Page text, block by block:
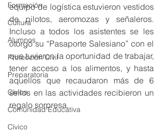
Formación
Cultura
Alumnos
Protección Civil
Preparatoria
Cívico
Comunidad Educativa
Cívico
equipo de logística estuvieron vestidos
de pilotos, aeromozas y señaleros.
Incluso a todos los asistentes se les
otorgó su “Pasaporte Salesiano” con el
que tuvieron la oportunidad de trabajar,
tener acceso a los alimentos, y hasta
aquellos que recaudaron más de 6
sellos en las actividades recibieron un
regalo sorpresa.